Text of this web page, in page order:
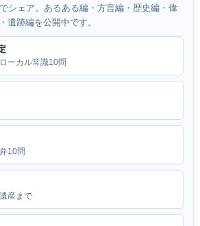
シェア。あるある編・方言編・歴史編・偉
遺跡編を公開中です。
ーカル常識10問
10問
産まで